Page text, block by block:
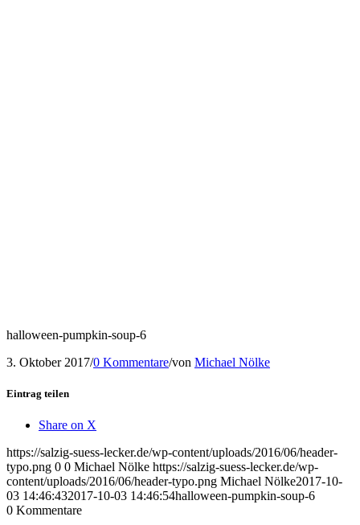
halloween-pumpkin-soup-6
3. Oktober 2017/0 Kommentare/von Michael Nölke
Eintrag teilen
Share on X
https://salzig-suess-lecker.de/wp-content/uploads/2016/06/header-
typo.png 0 0 Michael Nölke https://salzig-suess-lecker.de/wp-
content/uploads/2016/06/header-typo.png Michael Nölke2017-10-
03 14:46:432017-10-03 14:46:54halloween-pumpkin-soup-6
0 Kommentare